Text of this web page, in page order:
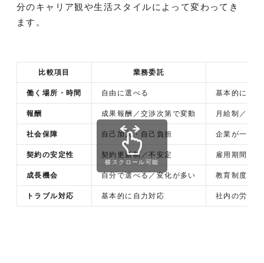
分のキャリア観や生活スタイルによって変わってき
ます。
比較項目 業務委託
働く場所・時間 自由に選べる 基本的に会
報酬 成果報酬／交渉次第で変動 月給制／安
社会保障 自己加入・自己負担 企業が一部
契約の安定性 契約更新制／不安定 雇用期間の
成長機会 自分で選べる／変化が多い 教育制度や
トラブル対応 基本的に自力対応 社内の労務
横スクロール可能